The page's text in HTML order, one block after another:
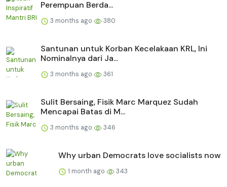
Perempuan Berda...
3 months ago 380
Santunan untuk Korban Kecelakaan KRL, Ini
Nominalnya dari Ja...
3 months ago 361
Sulit Bersaing, Fisik Marc Marquez Sudah
Mencapai Batas di M...
3 months ago 346
Why urban Democrats love socialists now
1 month ago 343